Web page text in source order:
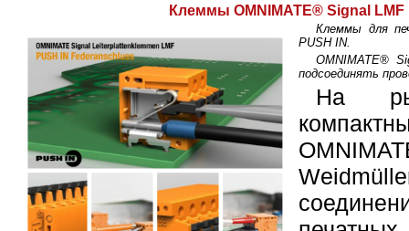
Клеммы OMNIMATE® Signal
Клеммы для
PUSH IN.
OMNIMATE®
подсоединять
На